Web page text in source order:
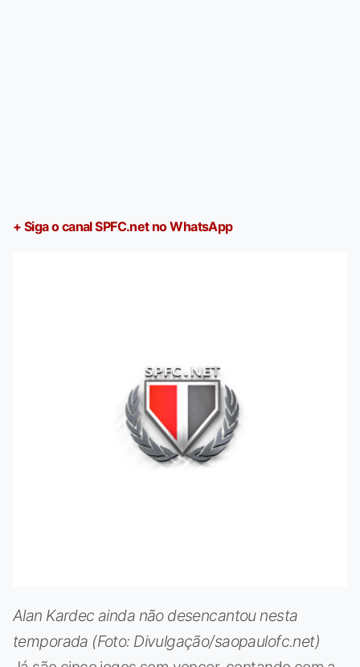
+ Siga o canal SPFC.net no WhatsApp
Alan Kardec ainda não desencantou nesta
temporada (Foto: Divulgação/saopaulofc.net)